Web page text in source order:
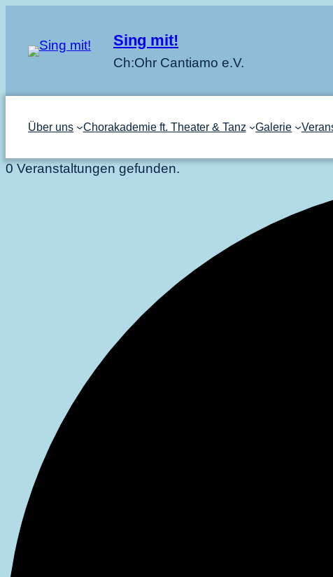
Sing mit!
Ch:Ohr Cantiamo e.V.
Über uns Chorakademie ft. Theater & Tanz Galerie
0 Veranstaltungen gefunden.